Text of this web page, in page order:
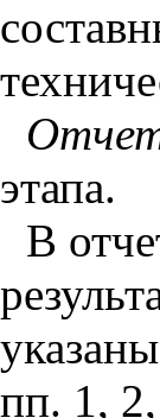
этапа.
В
пп. 1,